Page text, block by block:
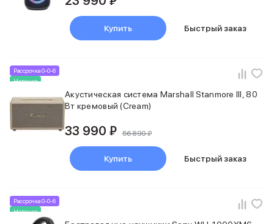
Купить Быстрый заказ
Рассрочка 0-0-6
Новинка
Акустическая система Marshall Stanmore III, 80
Вт кремовый (Cream)
33 990 ₽ 56 890 ₽
Купить Быстрый заказ
Рассрочка 0-0-6
Новинка